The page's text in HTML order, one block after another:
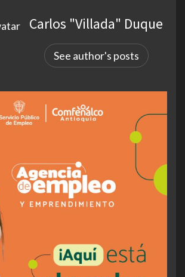
Carlos "Villada" Duque
See author's posts